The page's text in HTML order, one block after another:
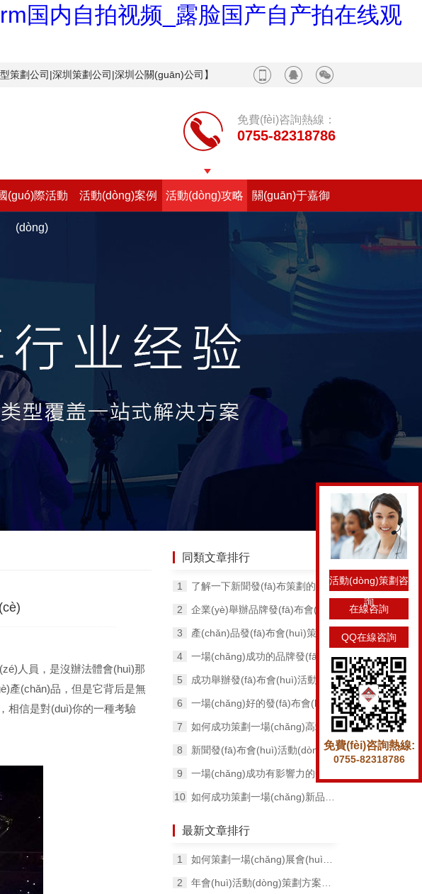
国内自拍视频_露脸国产自产拍在线观
劃公司|深圳策劃公司|深圳公關(guān)公司】
免費(fèi)咨詢熱線：
0755-82318786
(guó)際活動
(dòng)
活動(dòng)案例 活動(dòng)攻略 關(guān)于嘉御
(zé)人員，是沒辦法體會(huì)那
(chǎn)品，但是它背后是無
相信是對(duì)你的一種考驗
同類文章排行
了解一下新聞發(fā)布策劃的3大要點(diǎn)吧！
企業(yè)舉辦品牌發(fā)布會(huì)活動(dòng)有哪些促進(jìn)作用？
產(chǎn)品發(fā)布會(huì)策劃的目標(biāo)和任務(wù)有哪些？
一場(chǎng)成功的品牌發(fā)布會(huì)包含哪幾個(gè)要素？
成功舉辦發(fā)布會(huì)活動(dòng)，你要知道這幾個(gè)方法。
一場(chǎng)好的發(fā)布會(huì)應(yīng)該要有什么樣的方針？
如何成功策劃一場(chǎng)高端的發(fā)布會(huì)活動(dòng)？
新聞發(fā)布會(huì)活動(dòng)場(chǎng)地如何選擇，要綜合考慮哪些因素？
一場(chǎng)成功有影響力的發(fā)布會(huì)是如何策劃的？
如何成功策劃一場(chǎng)新品發(fā)布會(huì)，有哪些注意事項(xiàng)？
最新文章排行
如何策劃一場(chǎng)展會(huì)，具體有哪些步驟和流程？
年會(huì)活動(dòng)策劃方案應(yīng)該怎么寫？
活動(dòng)策劃咨
詢
在線咨詢
QQ在線咨詢
免費(fèi)咨詢熱線:
0755-82318786